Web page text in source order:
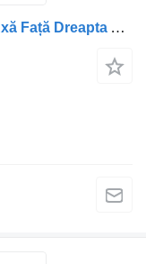
Vzduchový vankúš Burduf de Aer Axă Față Dreapta A9423200117 na nákladného auta Mercedes-Benz A9423200117/A9423204321